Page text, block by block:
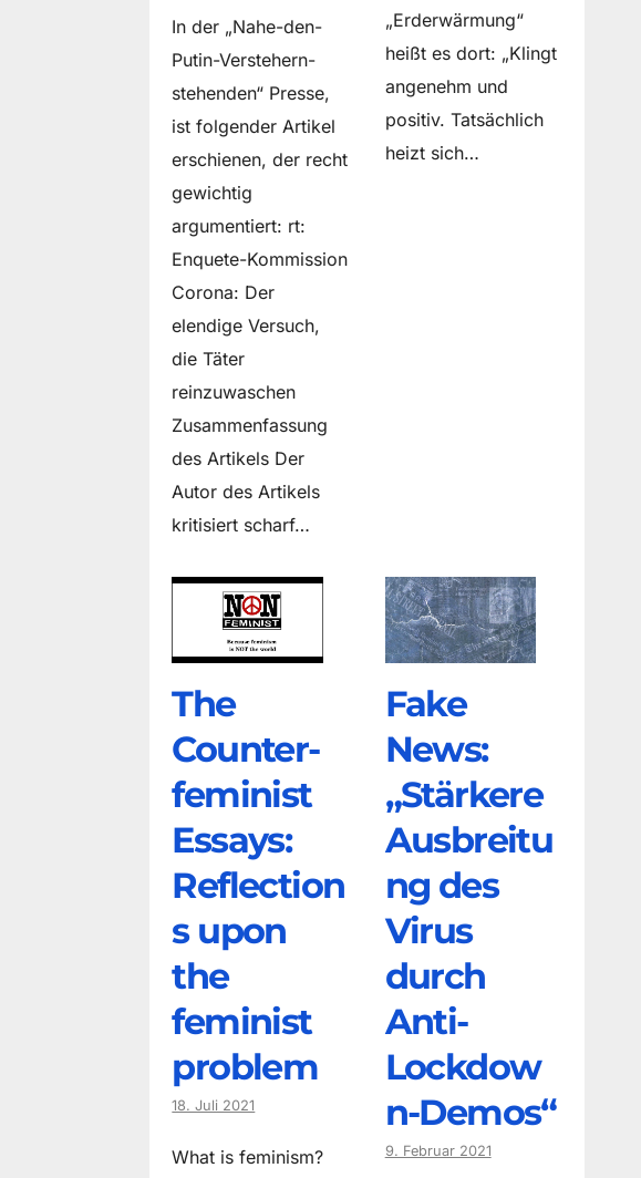
In der „Nahe-den-
Putin-Verstehern-
stehenden“ Presse,
ist folgender Artikel
erschienen, der recht
gewichtig
argumentiert: rt:
Enquete-Kommission
Corona: Der
elendige Versuch,
die Täter
reinzuwaschen
Zusammenfassung
des Artikels Der
Autor des Artikels
kritisiert scharf…
„Erderwärmung“
heißt es dort: „Klingt
angenehm und
positiv. Tatsächlich
heizt sich…
The
Counter­
feminist
Essays:
Reflection
s upon
the
feminist
problem
18. Juli 2021
What is feminism?
Fake
News:
„Stärkere
Ausbreitu
ng des
Virus
durch
Anti-
Lockdow
n-Demos“
9. Februar 2021